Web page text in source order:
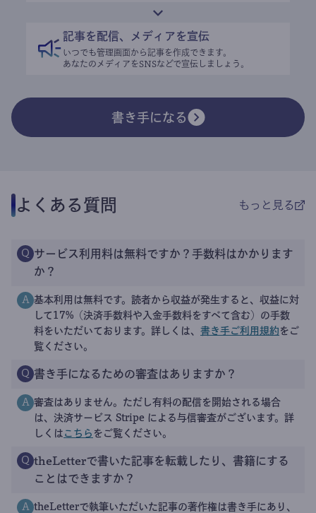
記事を配信、メディアを宣伝
いつでも管理画面から記事を作成できます。
あなたのメディアをSNSなどで宣伝しましょう。
書き手になる
よくある質問 もっと見る
Q サービス利用料は無料ですか？手数料はかかります
か？
A 基本利用は無料です。読者から収益が発生すると、収益に対
して17%（決済手数料や入金手数料をすべて含む）の手数
料をいただいております。詳しくは、 書き手ご利用規約 をご
覧ください。
Q 書き手になるための審査はありますか？
A 審査はありません。ただし有料の配信を開始される場合
は、決済サービス Stripe による与信審査がございます。詳
しくは こちら をご覧ください。
Q theLetterで書いた記事を転載したり、書籍にする
ことはできますか？
A theLetterで執筆いただいた記事の著作権は書き手にあり、